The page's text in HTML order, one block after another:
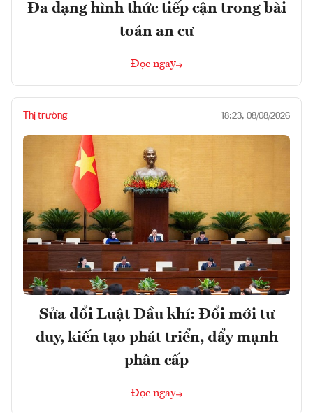
Đa dạng hình thức tiếp cận trong bài
toán an cư
Đọc ngay
Thị trường 18:23, 08/08/2026
Sửa đổi Luật Dầu khí: Đổi mới tư
duy, kiến tạo phát triển, đẩy mạnh
phân cấp
Đọc ngay